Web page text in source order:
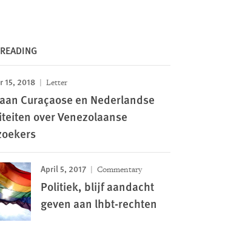
15, 2018 Letter
Curaçaose en Nederlandse
over Venezolaanse
April 5, 2017 Commentary
Politiek, blijf aandacht
geven aan lhbt-rechten